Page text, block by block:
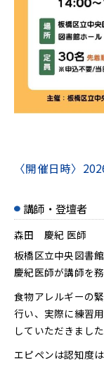
〈開催日時〉
講師・登壇者
森田 慶紀 医師
板橋区立中央図書
慶紀医師が講師を
食物アレルギーの
行い、実際に練習
していただきました
エピペンは認知度